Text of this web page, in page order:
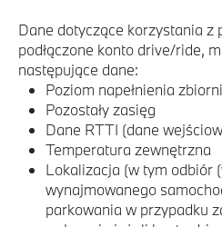
Dane dotyczące korzystania z
podłączone konto drive/ride,
następujące dane:
Poziom napełnienia
Pozostały zasięg
Dane RTTI (dane
Temperatura zewnętrzna
Lokalizacja (w tym odbiór
wynajmowanego
parkowania w przypadku